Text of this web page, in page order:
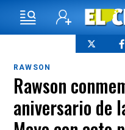
RAWSON
Rawson
aniversario de